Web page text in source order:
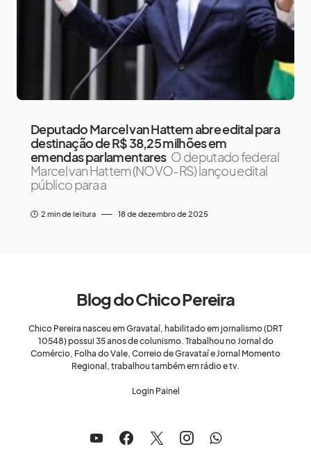
Deputado Marcel van Hattem abre edital para
destinação de R$ 38,25 milhões em
emendas parlamentares O deputado federal
Marcel van Hattem (NOVO-RS) lançou edital
público para a
2 min de leitura 18 de dezembro de 2025
Blog do Chico Pereira
Chico Pereira nasceu em Gravataí, habilitado em jornalismo (DRT
10548) possui 35 anos de colunismo. Trabalhou no Jornal do
Comércio, Folha do Vale, Correio de Gravataí e Jornal Momento
Regional, trabalhou também em rádio e tv.
Login Painel